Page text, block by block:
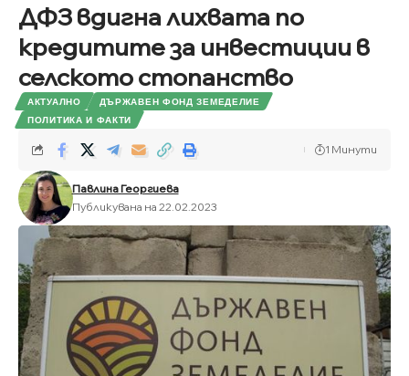
ДФЗ вдигна лихвата по
кредитите за инвестиции в
селското стопанство
АКТУАЛНО
ДЪРЖАВЕН ФОНД ЗЕМЕДЕЛИЕ
ПОЛИТИКА И ФАКТИ
Павлина Георгиева
Публикувана на 22.02.2023
1 Минути